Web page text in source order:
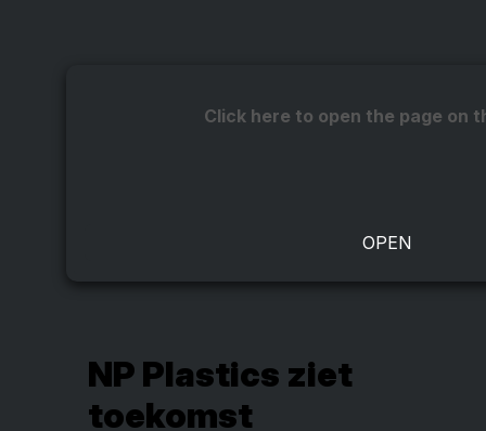
Click here to open the page on
NP Plastics ziet
toekomst